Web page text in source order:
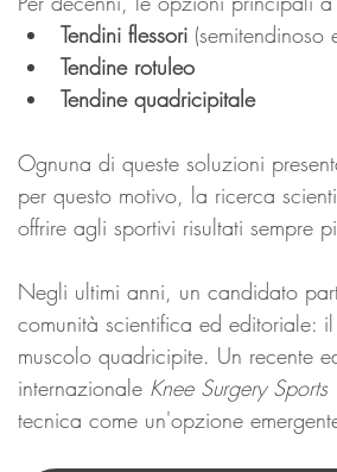
Tendini flessori (semitendinoso
Tendine rotuleo
Tendine quadricipitale
Ognuna di queste soluzioni
per questo motivo, la ricerca
offrire agli sportivi risultati sempre
Negli ultimi anni, un candidato
comunità scientifica ed editoriale: il
muscolo quadricipite. Un recente
internazionale Knee Surgery
tecnica come un'opzione